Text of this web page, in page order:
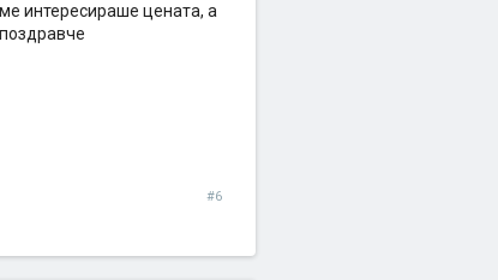
интересираше цената, a
#6